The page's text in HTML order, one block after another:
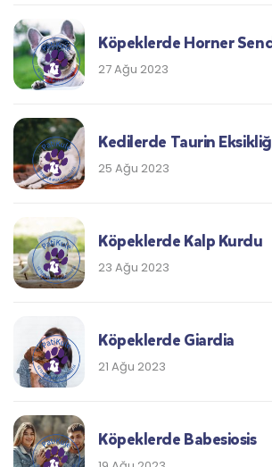
Köpeklerde Horner
27 Ağu 2023
Kedilerde Taurin
25 Ağu 2023
Köpeklerde Kalp Kurdu
23 Ağu 2023
Köpeklerde Giardia
21 Ağu 2023
Köpeklerde Babesiosis